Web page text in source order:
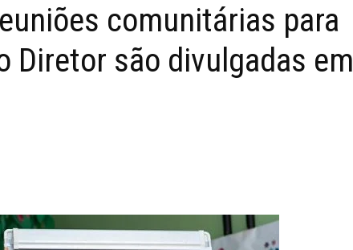
comunitárias para
Diretor são divulgadas em